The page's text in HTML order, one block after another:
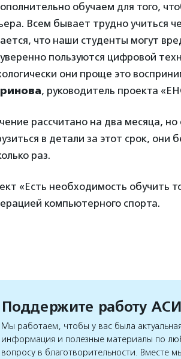
обучаем для того,
Всем бывает трудно учиться
что наши студенты могут
пользуются цифровой
они проще это
, руководитель проекта
рассчитано на два месяца,
в детали за этот срок, они
раз.
«Есть необходимость обучить
компьютерного спорта.
Поддержите работу
Мы работаем, чтобы у вас была актуальная
информация и полезные материалы по
вопросу в благотворительности. Вместе